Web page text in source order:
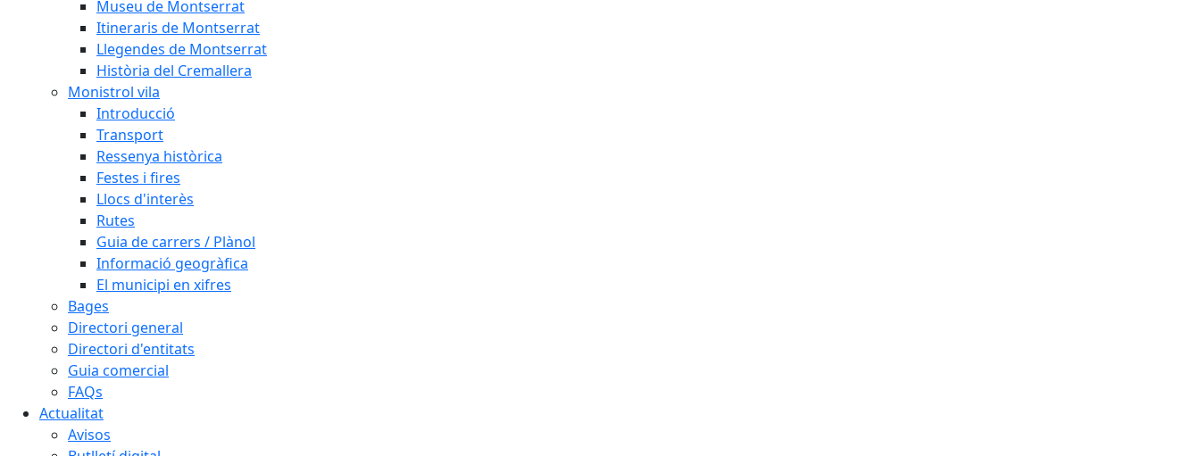
Museu de Montserrat
Itineraris de Montserrat
Llegendes de Montserrat
Història del Cremallera
Monistrol vila
Introducció
Transport
Ressenya històrica
Festes i fires
Llocs d'interès
Rutes
Guia de carrers / Plànol
Informació geogràfica
El municipi en xifres
Bages
Directori general
Directori d'entitats
Guia comercial
FAQs
Actualitat
Avisos